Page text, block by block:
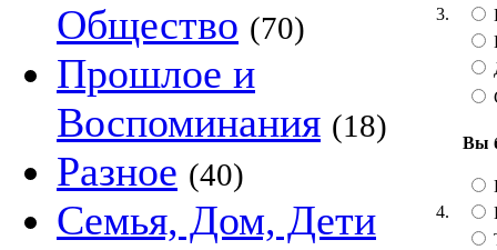
Общество (70)
Прошлое и
Воспоминания (18)
Разное (40)
Семья, Дом, Дети
3.
4.
Вы